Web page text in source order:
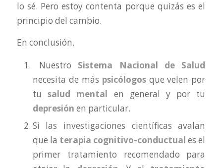
lo sé. Pero estoy contenta porque quizás es el
principio del cambio.
En conclusión,
Nuestro Sistema Nacional de Salud
necesita de más psicólogosque velen por
tusalud mental en general y por tu
depresión en particular.
Si las investigaciones científicas avalan
que la terapia cognitivo-conductual es el
primer tratamiento recomendado para